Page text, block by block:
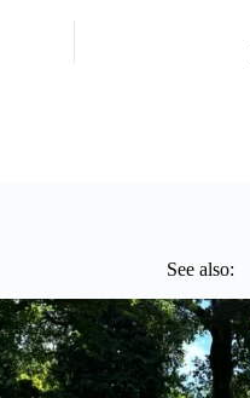
See also: